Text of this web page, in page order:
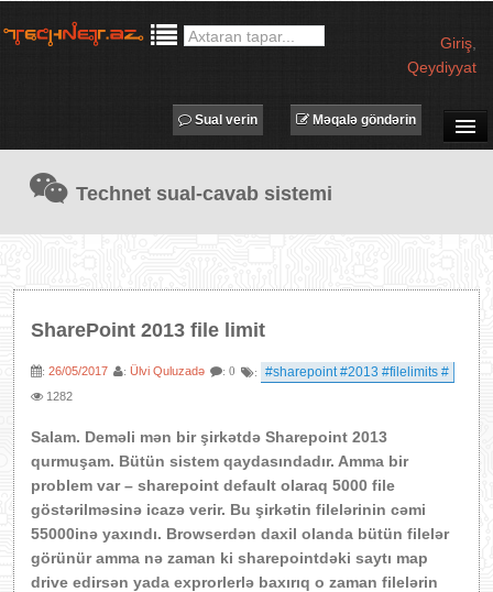
Giriş
Qeydiyyat
TECHNET TV
MƏQALƏLƏR
AVADANLIQLAR
XƏBƏRLƏR
Məqalə göndərin
Sual verin
Technet sual-cavab sistemi
SharePoint 2013 file limit
: 26/05/2017 : Ülvi Quluzadə : 0 : #sharepoint #2013 #filelimits #
1282
Salam. Deməli mən bir şirkətdə Sharepoint 2013
qurmuşam. Bütün sistem qaydasındadır. Amma bir
problem var – sharepoint default olaraq 5000 file
göstərilməsinə icazə verir. Bu şirkətin filelərinin cəmi
55000inə yaxındı. Browserdən daxil olanda bütün filelər
görünür amma nə zaman ki sharepointdəki saytı map
drive edirsən yada exprorlerlə baxırıq o zaman filelərin